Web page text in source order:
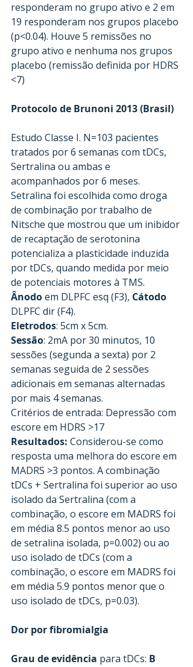
responderam no grupo ativo e 2 em
19 responderam nos grupos placebo
(p<0.04). Houve 5 remissões no
grupo ativo e nenhuma nos grupos
placebo (remissão definida por HDRS
<7)
Protocolo de Brunoni 2013 (Brasil)
Estudo Classe I. N=103 pacientes
tratados por 6 semanas com tDCs,
Sertralina ou ambas e
acompanhados por 6 meses.
Setralina foi escolhida como droga
de combinação por trabalho de
Nitsche que mostrou que um inibidor
de recaptação de serotonina
potencializa a plasticidade induzida
por tDCs, quando medida por meio
de potenciais motores à TMS.
Ânodo em DLPFC esq (F3), Cátodo
DLPFC dir (F4).
Eletrodos: 5cm x 5cm.
Sessão: 2mA por 30 minutos, 10
sessões (segunda a sexta) por 2
semanas seguida de 2 sessões
adicionais em semanas alternadas
por mais 4 semanas.
Critérios de entrada: Depressão com
escore em HDRS >17
Resultados: Considerou-se como
resposta uma melhora do escore em
MADRS >3 pontos. A combinação
tDCs + Sertralina foi superior ao uso
isolado da Sertralina (com a
combinação, o escore em MADRS foi
em média 8.5 pontos menor ao uso
de setralina isolada, p=0.002) ou ao
uso isolado de tDCs (com a
combinação, o escore em MADRS foi
em média 5.9 pontos menor que o
uso isolado de tDCs, p=0.03).
Dor por fibromialgia
Grau de evidência para tDCs: B